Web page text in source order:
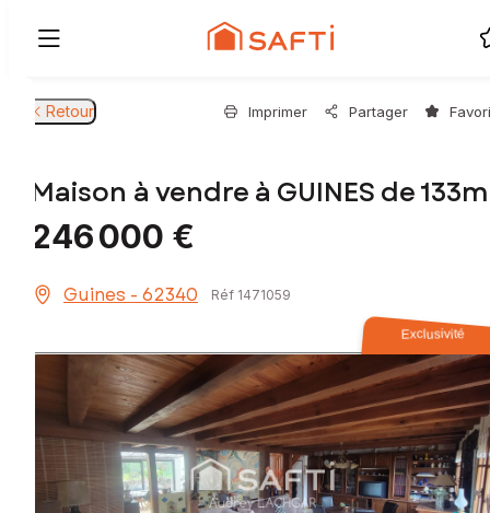
Retour Imprimer Partager
Maison à vendre à GUINES de
246 000 €
Guines - 62340 Réf 1471059
Exclusivité